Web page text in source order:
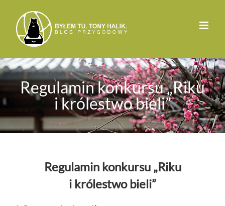
zawartości
Regulamin konkursu „Riku
i królestwo bieli”
Regulamin konkursu „Riku
i królestwo bieli”